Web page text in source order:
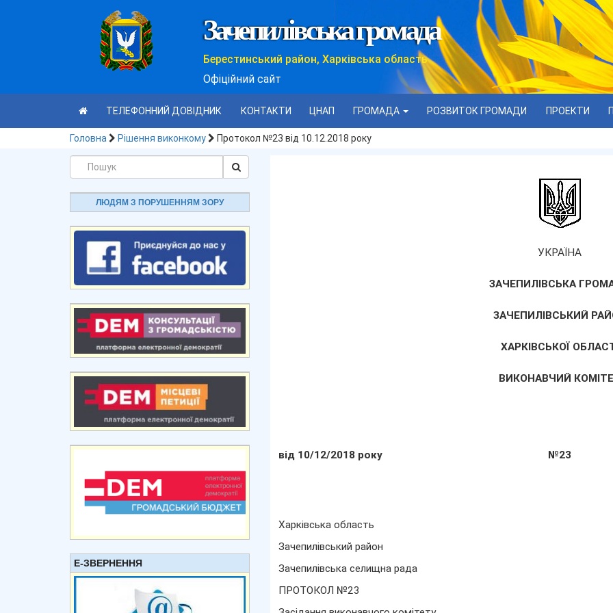
Зачепилівська громада
Берестинський район, Харківська область
Офіційний сайт
ТЕЛЕФОННИЙ ДОВІДНИК КОНТАКТИ ЦНАП ГРОМАДА РОЗВИТОК ГРОМАДИ ПРОЕКТИ
Головна Рішення виконкому Протокол №23 від 10.12.2018 року
ЛЮДЯМ З ПОРУШЕННЯМ ЗОРУ
Е-ЗВЕРНЕННЯ
УКРАЇНА
ЗАЧЕПИЛІВСЬКА
ЗАЧЕПИЛІВСЬКИЙ
ХАРКІВСЬКОЇ
ВИКОНАВЧИЙ
від 10/12/2018 року №23
Харківська область
Зачепилівський район
Зачепилівська селищна рада
ПРОТОКОЛ №23